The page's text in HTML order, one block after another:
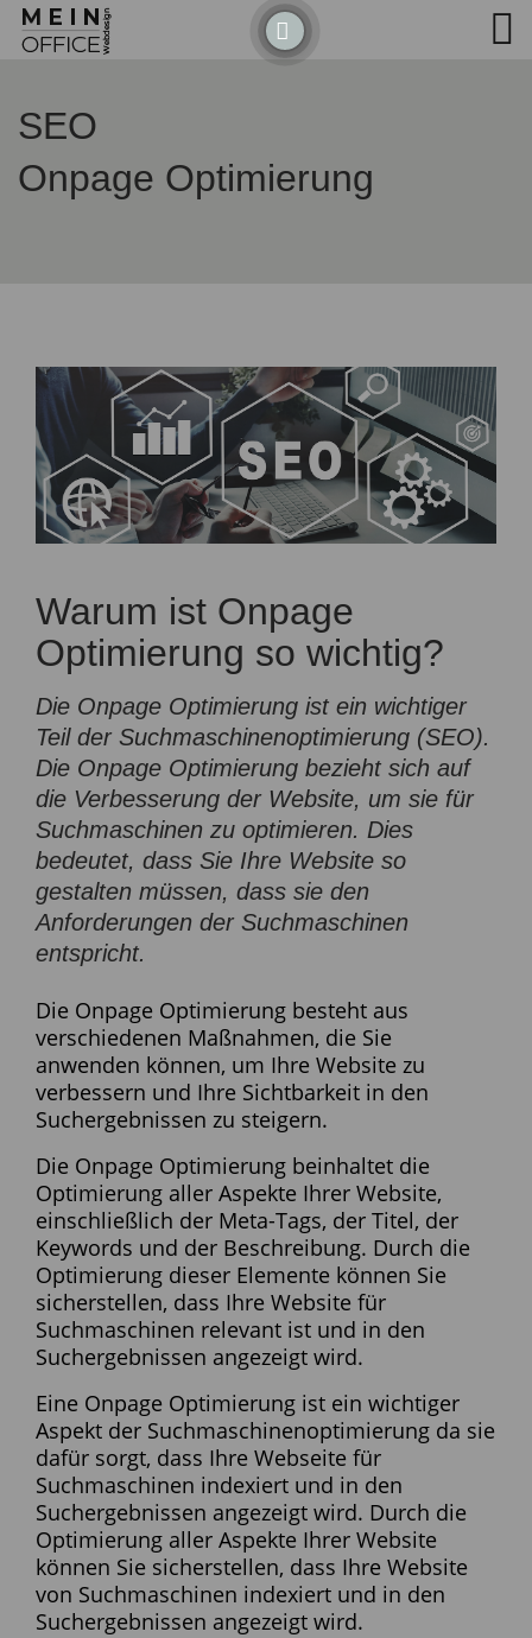
Detected no support for Speech Synthesis
SEO
Onpage Optimierung
Warum ist Onpage
Optimierung so wichtig?
Die Onpage Optimierung ist ein wichtiger
Teil der Suchmaschinenoptimierung (SEO).
Die Onpage Optimierung bezieht sich auf
die Verbesserung der Website, um sie für
Suchmaschinen zu optimieren. Dies
bedeutet, dass Sie Ihre Website so
gestalten müssen, dass sie den
Anforderungen der Suchmaschinen
entspricht.
Die Onpage Optimierung besteht aus
verschiedenen Maßnahmen, die Sie
anwenden können, um Ihre Website zu
verbessern und Ihre Sichtbarkeit in den
Suchergebnissen zu steigern.
Die Onpage Optimierung beinhaltet die
Optimierung aller Aspekte Ihrer Website,
einschließlich der Meta-Tags, der Titel, der
Keywords und der Beschreibung. Durch die
Optimierung dieser Elemente können Sie
sicherstellen, dass Ihre Website für
Suchmaschinen relevant ist und in den
Suchergebnissen angezeigt wird.
Eine Onpage Optimierung ist ein wichtiger
Aspekt der Suchmaschinenoptimierung da sie
dafür sorgt, dass Ihre Webseite für
Suchmaschinen indexiert und in den
Suchergebnissen angezeigt wird. Durch die
Optimierung aller Aspekte Ihrer Website
können Sie sicherstellen, dass Ihre Website
von Suchmaschinen indexiert und in den
Suchergebnissen angezeigt wird.